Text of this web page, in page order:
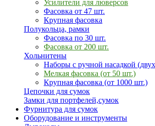
Усилители для люверсов
Фасовка от 47 шт.
Крупная фасовка
Полукольца, рамки
Фасовка по 30 шт.
Фасовка от 200 шт.
Хольнитены
Наборы с ручной насадкой
Мелкая фасовка (от 50 шт.)
Крупная фасовка (от 1000 шт.)
Цепочки для сумок
Замки для портфелей,сумок
Фурнитура для сумок
Оборудование и инструменты